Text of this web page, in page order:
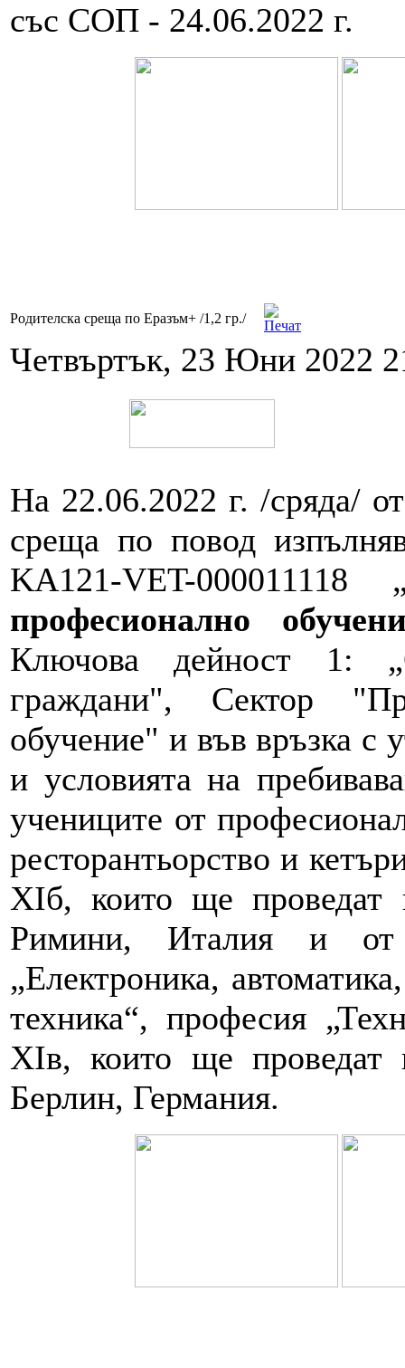
със СОП - 24.06.2022 г.
Родителска среща по Еразъм+ /1,2 гр./
Четвъртък, 23 Юни 2022
На 22.06.2022 г. /сряда/
среща по повод
KA121-VET-000011118
професионално
Ключова дейност 1:
граждани", Сектор
обучение" и във връзка с
и условията на
учениците от
ресторантьорство и
XIб, които ще проведат
Римини, Италия и от
„Електроника,
техника“, професия
XIв, които ще проведат
Берлин, Германия.